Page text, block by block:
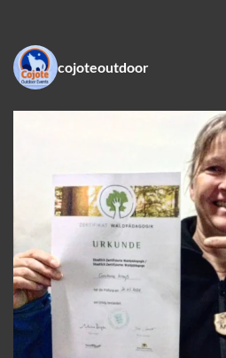
cojoteoutdoor